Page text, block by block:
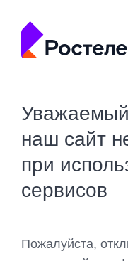
Уважаемый
наш сайт
при
сервисов
Пожалуйста,